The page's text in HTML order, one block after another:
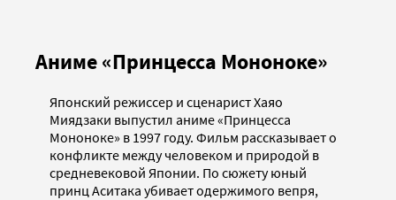
Аниме «Принцесса Мононоке»
Японский режиссер и сценарист Хаяо
Миядзаки выпустил аниме «Принцесса
Мононоке» в 1997 году. Фильм рассказывает о
конфликте между человеком и природой в
средневековой Японии. По сюжету юный
принц Аситака убивает одержимого вепря,